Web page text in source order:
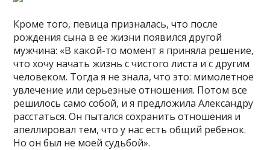
Кроме того, певица призналась, что после
рождения сына в ее жизни появился другой
мужчина: «В какой-то момент я приняла решение,
что хочу начать жизнь с чистого листа и с другим
человеком. Тогда я не знала, что это: мимолетное
увлечение или серьезные отношения. Потом все
решилось само собой, и я предложила Александру
расстаться. Он пытался сохранить отношения и
апеллировал тем, что у нас есть общий ребенок.
Но он был не моей судьбой».